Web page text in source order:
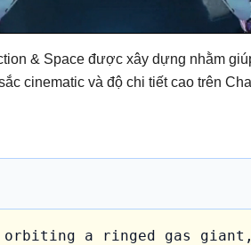
& Space được xây dựng nhằm
cinematic và độ chi tiết cao trên
orbiting a ringed gas